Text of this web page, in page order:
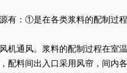
有： ①是在各类浆料的配制过
通风。浆料的配制过程在室
配料间出入口采用风帘，间内